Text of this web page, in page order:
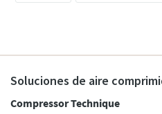
Soluciones de aire
Compressor Technique